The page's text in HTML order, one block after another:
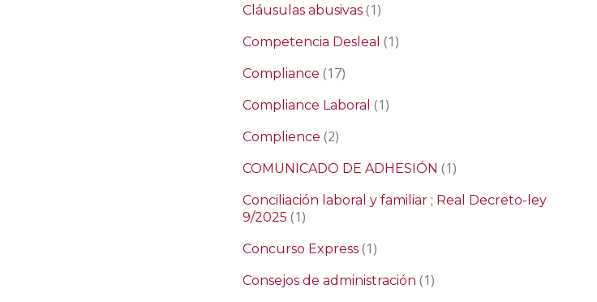
Cláusulas abusivas (1)
Competencia Desleal (1)
Compliance (17)
Compliance Laboral (1)
Complience (2)
COMUNICADO DE ADHESIÓN (1)
Conciliación laboral y familiar ; Real Decreto-ley
9/2025 (1)
Concurso Express (1)
Consejos de administración (1)